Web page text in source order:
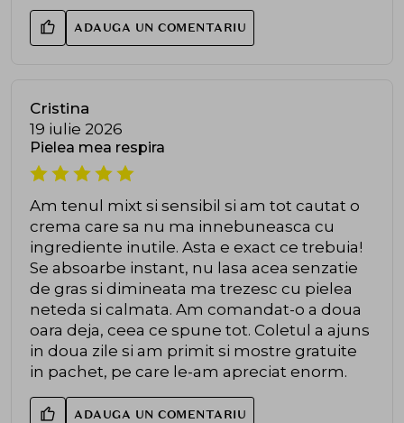
ADAUGA UN COMENTARIU
Cristina
19 iulie 2026
Pielea mea respira
Am tenul mixt si sensibil si am tot cautat o
crema care sa nu ma innebuneasca cu
ingrediente inutile. Asta e exact ce trebuia!
Se absoarbe instant, nu lasa acea senzatie
de gras si dimineata ma trezesc cu pielea
neteda si calmata. Am comandat-o a doua
oara deja, ceea ce spune tot. Coletul a ajuns
in doua zile si am primit si mostre gratuite
in pachet, pe care le-am apreciat enorm.
ADAUGA UN COMENTARIU